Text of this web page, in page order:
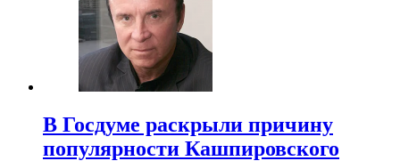
В Госдуме раскрыли причину
популярности Кашпировского